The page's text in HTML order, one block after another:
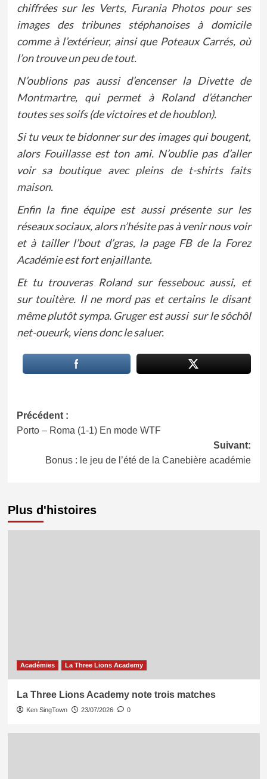
chiffrées sur les Verts, Furania Photospour ses
images des tribunes stéphanoises à domicile
comme à l’extérieur, ainsi que Poteaux Carrés, où
l’on trouve un peu de tout.
N’oublions pas aussi d’encenser la Divette de
Montmartre, qui permet à Roland d’étancher
toutes ses soifs (de victoires et de houblon).
Si tu veux te bidonner sur des images qui bougent,
alors Fouillasseest ton ami. N’oublie pas d’aller
voir sa boutique avec pleins de t-shirts faits
maison.
Enfin la fine équipe est aussi présente sur les
réseaux sociaux, alors n’hésite pas à venir nous voir
et à tailler l’bout d’gras, la page FB de la Forez
Académieest fort enjaillante.
Et tu trouveras Roland sur fesseboucaussi, et
sur touitère. Il ne mord pas et certains le disant
même plutôt sympa. Grugerest aussi sur le sôchôl
net-oueurk, viens donc le saluer.
Navigation
d’article
Précédent :
Porto – Roma (1-1) En mode WTF
Suivant:
Bonus : le jeu de l’été de la Canebière académie
Plus d'histoires
Académies La Three Lions Academy
La Three Lions Academy note trois matches
Ken SingTown 23/07/2026 0